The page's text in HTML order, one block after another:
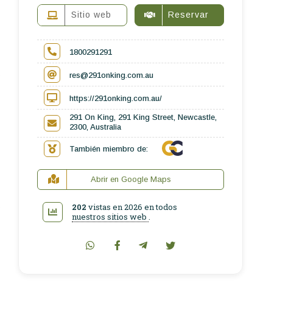
Sitio web Reservar
1800291291
res@291onking.com.au
https://291onking.com.au/
291 On King, 291 King Street, Newcastle,
2300, Australia
También miembro de:
Abrir en Google Maps
202 vistas en 2026 en todos
nuestros sitios web .